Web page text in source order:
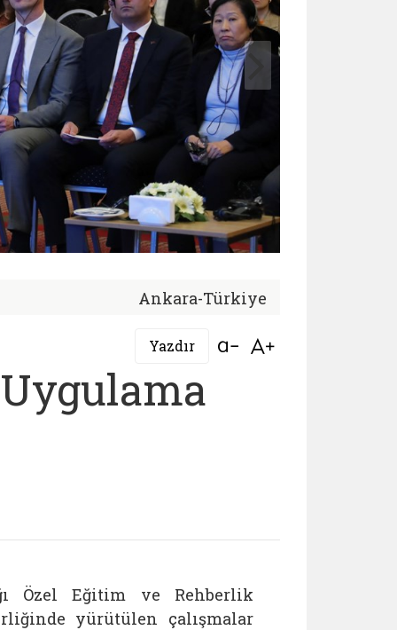
Ankara-Türkiye
Yazdır Bağlantıyı aç
Özel Eğitim ve Rehberlik
yürütülen çalışmalar